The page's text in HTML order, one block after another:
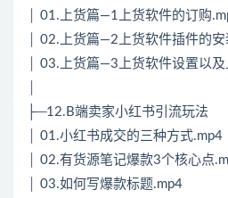
│ 01.上货篇—1上货软件的订购
│ 02.上货篇—2上货软件插件的安
│ 03.上货篇—3上货软件设置以
├─12.B端卖家小红书引流玩法
│ 01.小红书成交的三种方式.mp4
│ 02.有货源笔记爆款3个核心点
│ 03.如何写爆款标题.mp4